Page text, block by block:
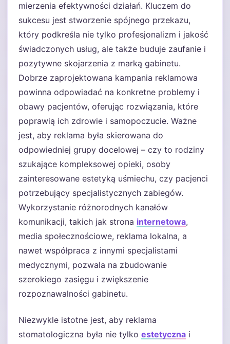
mierzenia efektywności działań. Kluczem do
sukcesu jest stworzenie spójnego przekazu,
który podkreśla nie tylko profesjonalizm i jakość
świadczonych usług, ale także buduje zaufanie i
pozytywne skojarzenia z marką gabinetu.
Dobrze zaprojektowana kampania reklamowa
powinna odpowiadać na konkretne problemy i
obawy pacjentów, oferując rozwiązania, które
poprawią ich zdrowie i samopoczucie. Ważne
jest, aby reklama była skierowana do
odpowiedniej grupy docelowej – czy to rodziny
szukające kompleksowej opieki, osoby
zainteresowane estetyką uśmiechu, czy pacjenci
potrzebujący specjalistycznych zabiegów.
Wykorzystanie różnorodnych kanałów
komunikacji, takich jak strona internetowa,
media społecznościowe, reklama lokalna, a
nawet współpraca z innymi specjalistami
medycznymi, pozwala na zbudowanie
szerokiego zasięgu i zwiększenie
rozpoznawalności gabinetu.
Niezwykle istotne jest, aby reklama
stomatologiczna była nie tylko estetyczna i